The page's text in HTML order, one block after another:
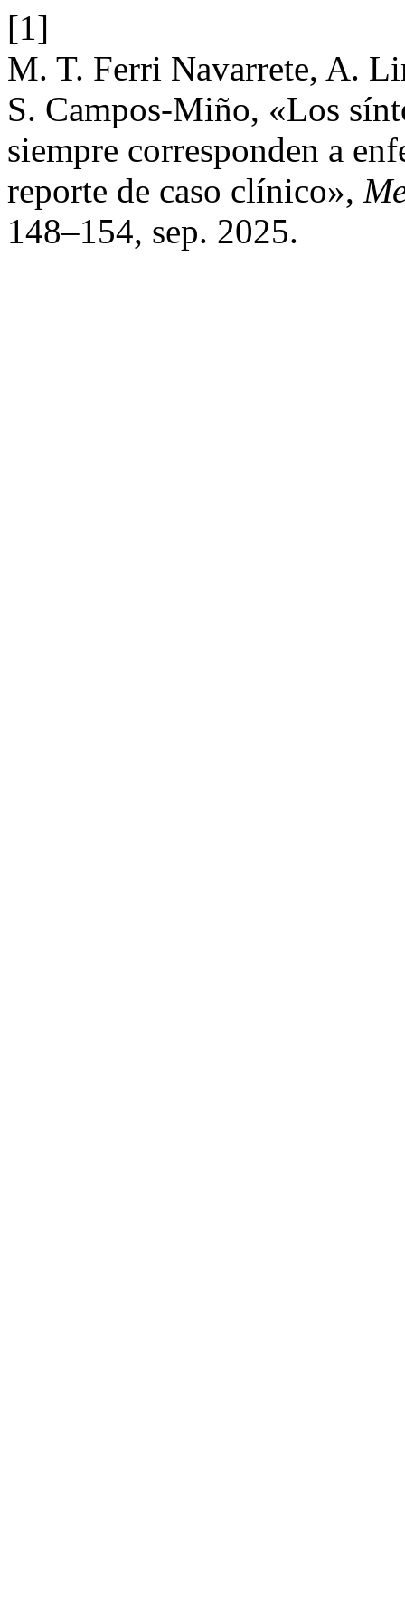
[1]
M. T. Ferri Navarrete, A.
S. Campos-Miño, «Los
siempre corresponden a
reporte de caso clínico»,
148–154, sep. 2025.